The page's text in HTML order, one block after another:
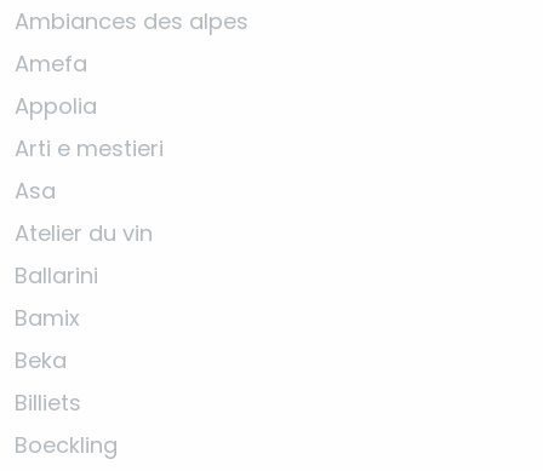
Ambiances des alpes
Amefa
Appolia
Arti e mestieri
Asa
Atelier du vin
Ballarini
Bamix
Beka
Billiets
Boeckling